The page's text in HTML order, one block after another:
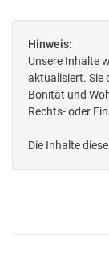
Hinweis:
Unsere Inhalte
aktualisiert. Sie
Bonität und
Rechts- oder
Die Inhalte